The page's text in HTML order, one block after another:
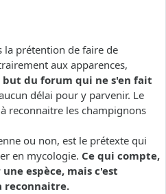
la prétention de faire de
aux apparences,
du forum qui ne s'en fait
délai pour y parvenir. Le
reconnaitre les champignons
ou non, est le prétexte qui
en mycologie. Ce qui compte,
espèce, mais c'est
reconnaitre.